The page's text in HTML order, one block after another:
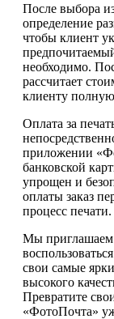
После выбора
определение
чтобы клиент
необходимо.
рассчитает
клиенту
Оплата за
приложении
банковской
упрощен и
оплаты заказ
процесс печати.
Мы приглашаем
свои самые
высокого
Превратите
«ФотоПочта»